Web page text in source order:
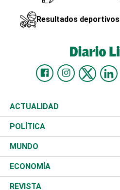
Resultados deportivos
ACTUALIDAD
Nacional
Ciudad
Educación
Salud
POLÍTICA
Partidos
JCE
TSE
MUNDO
Estados Unidos
América Latina
ECONOMÍA
Finanzas
REVISTA